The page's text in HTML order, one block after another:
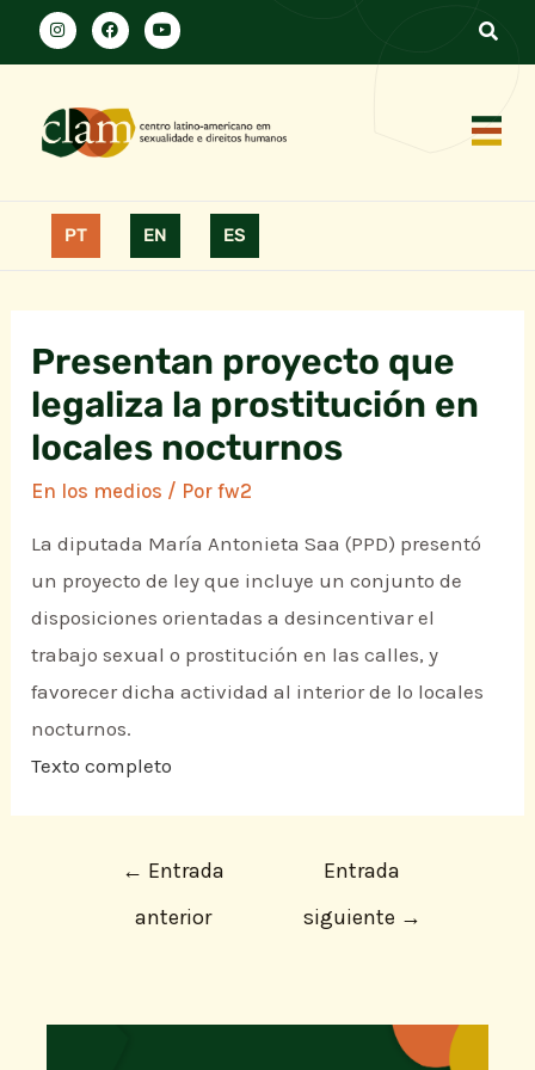
PT EN ES
Presentan proyecto que
legaliza la prostitución en
locales nocturnos
En los medios / Porfw2
La diputada María Antonieta Saa (PPD) presentó
un proyecto de ley que incluye un conjunto de
disposiciones orientadas a desincentivar el
trabajo sexual o prostitución en las calles, y
favorecer dicha actividad al interior de lo locales
nocturnos.
Texto completo
← Entrada
anterior
Entrada
siguiente →